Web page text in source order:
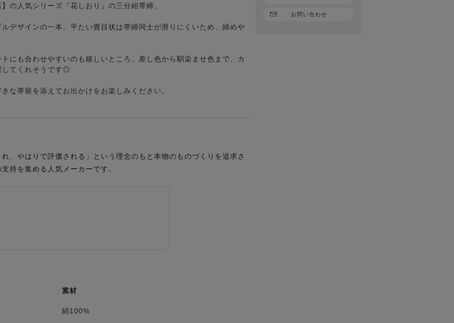
の人気シリーズ『花しおり』の三分紐帯締。
デザインの一本。平たい畳目状は帯締同士が滑りにくいため、締めや
にも合わせやすいのも嬉しいところ。差し色から馴染ませ色まで、カ
してくれそうです◎
な帯留を添えてお出かけをお楽しみください。
、やはりで評価される」という理念のもと本物のものづくりを追求さ
持を集める人気メーカーです。
素材
絹100%
お問い合わせ